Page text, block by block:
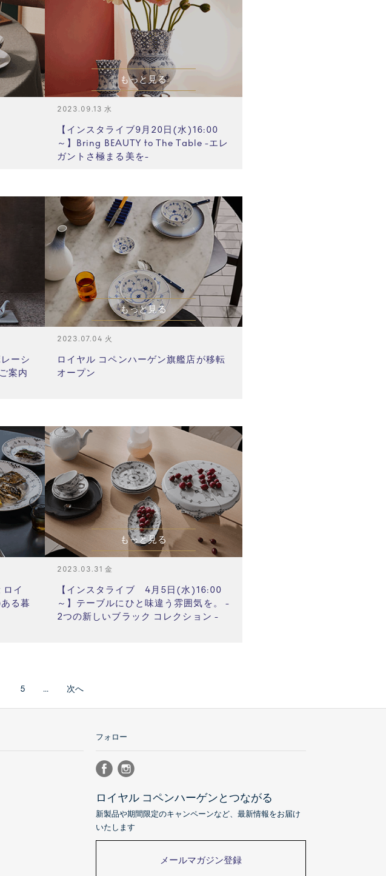
もっと見る
2023.09.13 水
【インスタライブ9月20日(水)16:00
～】Bring BEAUTY to The Table -エレ
ガントさ極まる美を-
ーシ
案内
もっと見る
2023.07.04 火
ロイヤル コペンハーゲン旗艦店が移転
オープン
ロイ
る暮
もっと見る
2023.03.31 金
【インスタライブ 4月5日(水)16:00
～】テーブルにひと味違う雰囲気を。 -
2つの新しいブラック コレクション -
5 ... 次へ
フォロー
ロイヤル コペンハーゲンとつながる
新製品や期間限定のキャンペーンなど、最新情報をお届け
いたします
メールマガジン登録